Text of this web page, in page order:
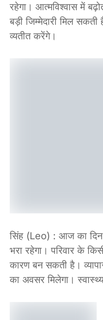
रहेगा। आत्मविश्वास में
बड़ी जिम्मेदारी मिल
व्यतीत करेंगे।
सिंह (Leo) : आज का
भरा रहेगा। परिवार के
कारण बन सकती है।
का अवसर मिलेगा।